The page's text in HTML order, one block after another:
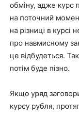
обміну, адже курс
на поточний
на різниці в
про навмисному
це відбудеться.
потім буде пізно.
Якщо уряд
курсу рубля,